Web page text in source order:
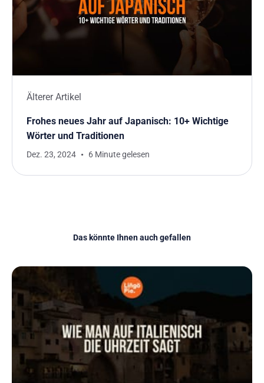
Älterer Artikel
Frohes neues Jahr auf Japanisch: 10+ Wichtige
Wörter und Traditionen
Dez. 23, 2024 6 Minute gelesen
Das könnte Ihnen auch gefallen